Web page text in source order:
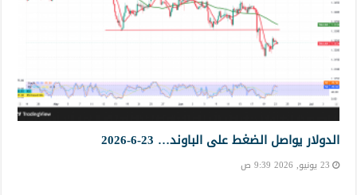
الدولار يواصل الضغط على الباوند… 23-6-2026
23 يونيو, 2026 9:39 ص